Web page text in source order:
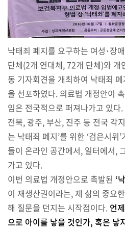
낙태죄 폐지를 요구하는 여성･장
단체(2개 연대체, 72개 단체)와
동 기자회견을 개최하여 낙태죄
을 선포하였다. 의료법 개정안이
임은 전국적으로 퍼져나가고 있
전북, 광주, 부산, 진주 등 전국 각
는 낙태죄 폐지’를 위한 ‘검은시위
들이 온라인 공간에서, 일터에서,
가고 있다.
이번 의료법 개정안으로 촉발된 ‘
이 재생산권이라는, 제 삶의 중요
해 질문을 던지는 시작점이다. 언
으로 아이를 낳을 것인가, 혹은 낳